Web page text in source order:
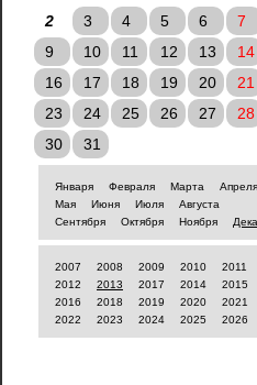
2
3 4 5 6 7
9
10 11 12 13 14
16
17 18 19 20 21
23
24 25 26 27 28
30
31
Января Февраля Марта
Апреля
Мая
Июня Июля
Августа
Сентября
Октября Ноября
2007 2008 2009 2010
2011
2012
2013 2017 2014
2015
2016
2018 2019 2020
2021
2022
2023 2024 2025 2026